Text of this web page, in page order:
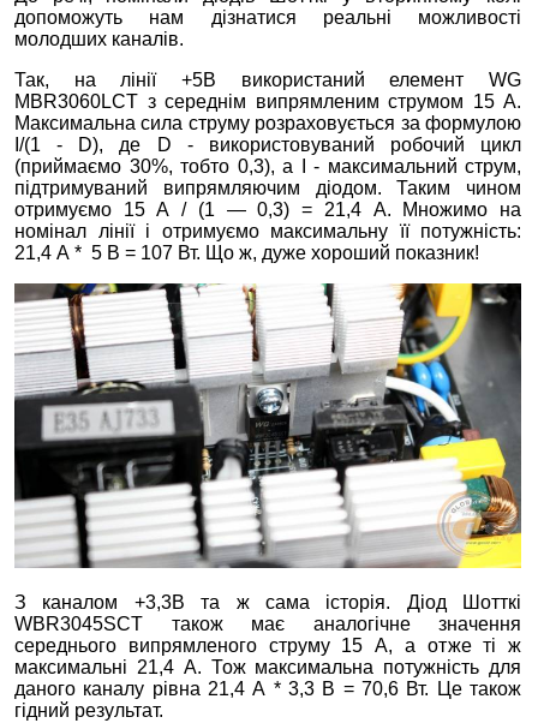
допоможуть нам дізнатися реальні можливості
молодших каналів.
Так, на лінії +5В використаний елемент WG
MBR3060LCT з середнім випрямленим струмом 15 А.
Максимальна сила струму розраховується за формулою
I/(1 - D), де D - використовуваний робочий цикл
(приймаємо 30%, тобто 0,3), а I - максимальний струм,
підтримуваний випрямляючим діодом. Таким чином
отримуємо 15 А / (1 — 0,3) = 21,4 А. Множимо на
номінал лінії і отримуємо максимальну її потужність:
21,4 А * 5 В = 107 Вт. Що ж, дуже хороший показник!
З каналом +3,3В та ж сама історія. Діод Шотткі
WBR3045SCT також має аналогічне значення
середнього випрямленого струму 15 А, а отже ті ж
максимальні 21,4 А. Тож максимальна потужність для
даного каналу рівна 21,4 А * 3,3 В = 70,6 Вт. Це також
гідний результат.